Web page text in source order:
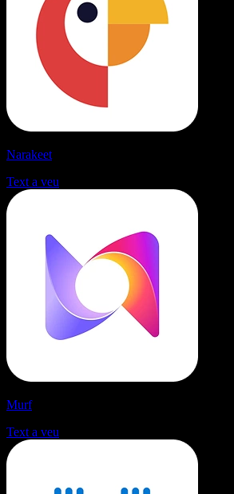
Narakeet
Text a veu
Murf
Text a veu